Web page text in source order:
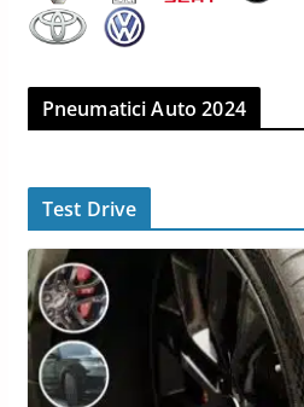
Pneumatici Auto 2024
Test Drive